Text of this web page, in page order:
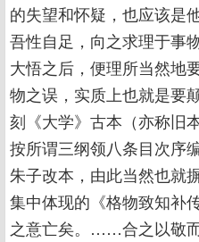
的失望和怀疑，也应该是
吾性自足，向之求理于事
大悟之后，便理所当然地
物之误，实质上也就是要
刻《大学》古本（亦称旧
按所谓三纲领八条目次序
朱子改本，由此当然也就
集中体现的《格物致知补
之意亡矣。……合之以敬